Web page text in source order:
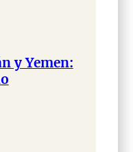
y Yemen: